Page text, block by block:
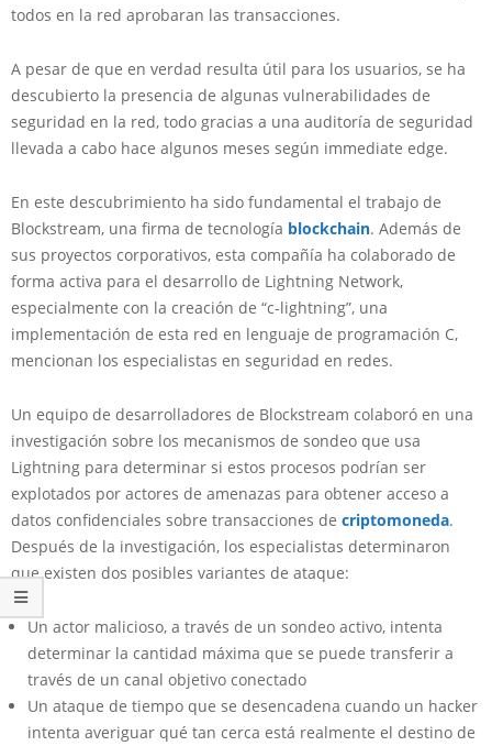
todos en la red aprobaran las transacciones.
A pesar de que en verdad resulta útil para los usuarios, se ha
descubierto la presencia de algunas vulnerabilidades de
seguridad en la red, todo gracias a una auditoría de seguridad
llevada a cabo hace algunos meses según immediate edge.
En este descubrimiento ha sido fundamental el trabajo de
Blockstream, una firma de tecnología blockchain. Además de
sus proyectos corporativos, esta compañía ha colaborado de
forma activa para el desarrollo de Lightning Network,
especialmente con la creación de “c-lightning”, una
implementación de esta red en lenguaje de programación C,
mencionan los especialistas en seguridad en redes.
Un equipo de desarrolladores de Blockstream colaboró en una
investigación sobre los mecanismos de sondeo que usa
Lightning para determinar si estos procesos podrían ser
explotados por actores de amenazas para obtener acceso a
datos confidenciales sobre transacciones de criptomoneda.
Después de la investigación, los especialistas determinaron
que existen dos posibles variantes de ataque:
Un actor malicioso, a través de un sondeo activo, intenta
determinar la cantidad máxima que se puede transferir a
través de un canal objetivo conectado
Un ataque de tiempo que se desencadena cuando un hacker
intenta averiguar qué tan cerca está realmente el destino de